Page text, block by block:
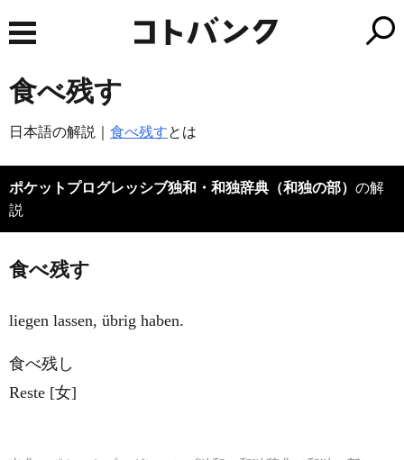
食べ残す
日本語の解説｜ 食べ残すとは
ポケットプログレッシブ独和・和独辞典（和独の部） の解
説
食べ残す
liegen lassen, übrig haben.
食べ残し
Reste [女]